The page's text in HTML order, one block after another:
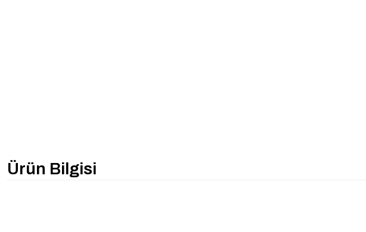
Ürün Bilgisi